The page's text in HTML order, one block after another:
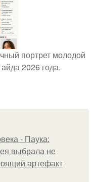
портрет молодой
2026 года.
- Паука:
выбрала не
артефакт